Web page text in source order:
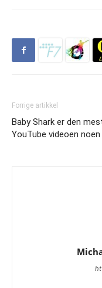
Forrige artikkel
Baby Shark er den
YouTube videoen noen